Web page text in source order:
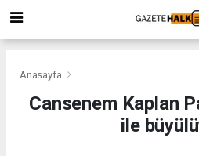
Anasayfa
Cansenem Kaplan
ile